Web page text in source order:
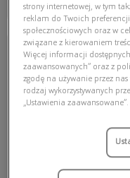
TOM FORD FT6035-B 001
TOM FORD
strony internetowej, w tym
reklam do Twoich
społecznościowych oraz w
związane z kierowaniem
Więcej informacji
zaawansowanych” oraz z
zgodę na używanie przez
rodzaj wykorzystywanych
„Ustawienia zaawansowane”.